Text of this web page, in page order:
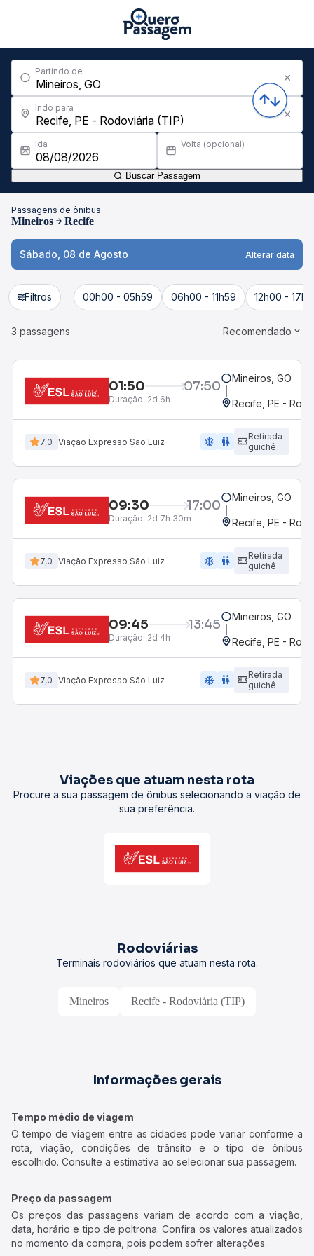
Partindo de
Indo para
Ida Volta (opcional)
Buscar Passagem
Passagens de ônibus
Mineiros Recife
Sábado, 08 de Agosto Alterar data
Filtros 00h00 - 05h59 06h00 - 11h59 12h00 -
3 passagens Recomendado
01:50 07:50
Duração: 2d 6h
Mineiros, GO
Recife, PE -
7,0 Viação Expresso São Luiz ac_unit wc
Retirada
guichê
09:30 17:00
Duração: 2d 7h 30m
Mineiros, GO
Recife, PE -
7,0 Viação Expresso São Luiz ac_unit wc
Retirada
guichê
09:45 13:45
Duração: 2d 4h
Mineiros, GO
Recife, PE -
7,0 Viação Expresso São Luiz ac_unit wc
Retirada
guichê
Viações que atuam nesta rota
Procure a sua passagem de ônibus selecionando a viação de
sua preferência.
Rodoviárias
Terminais rodoviários que atuam nesta rota.
Mineiros Recife - Rodoviária (TIP)
Informações gerais
Tempo médio de viagem
O tempo de viagem entre as cidades pode variar conforme a
rota, viação, condições de trânsito e o tipo de ônibus
escolhido. Consulte a estimativa ao selecionar sua passagem.
Preço da passagem
Os preços das passagens variam de acordo com a viação,
data, horário e tipo de poltrona. Confira os valores atualizados
no momento da compra, pois podem sofrer alterações.